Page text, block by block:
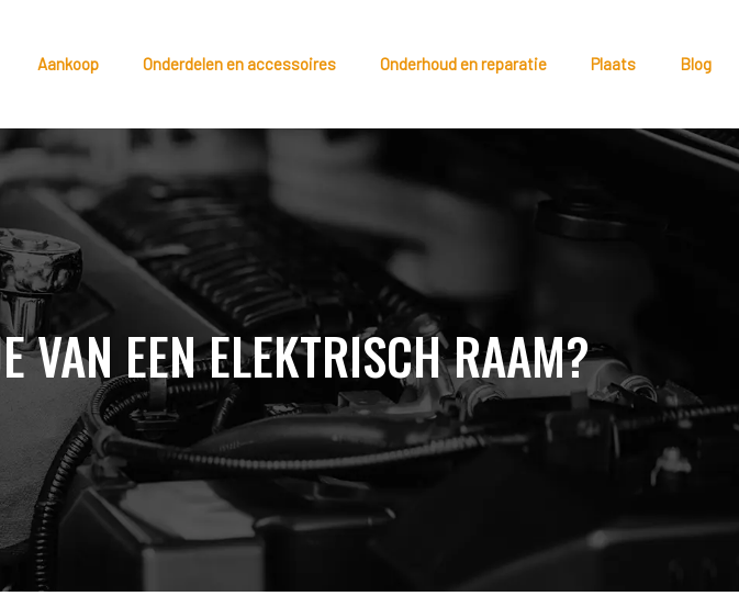
Aankoop Onderdelen en accessoires Onderhoud en reparatie Plaats Blog
VAN EEN ELEKTRISCH RAAM?